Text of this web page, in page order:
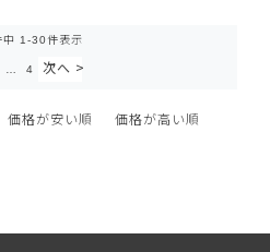
価格が安い順 価格が高い順
中 1 -30件表示
4